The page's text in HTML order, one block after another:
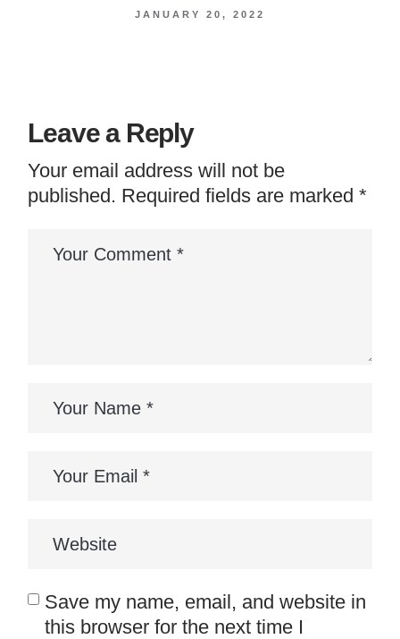
JANUARY 20, 2022
Leave a Reply
Your email address will not be
published. Required fields are marked*
Save my name, email, and website in
this browser for the next time I